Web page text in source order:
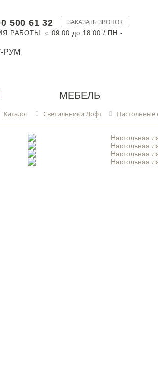
500 61 32 ЗАКАЗАТЬ ЗВОНОК
РАБОТЫ: с 09.00 до 18.00 / ПН -
РУМ
МЕБЕЛЬ
Каталог Светильники Лофт Настольные